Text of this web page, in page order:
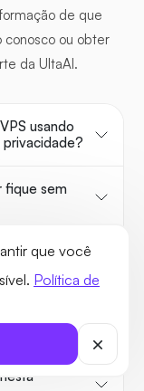
que você
Política de
de que
ou obter
da UltaAI.
usando
fique sem
ao meu
servidor